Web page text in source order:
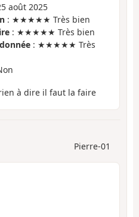
août 2025
: ★★★★★ Très bien
: ★★★★★ Très bien
: ★★★★★ Très
à dire il faut la faire
Pierre-01